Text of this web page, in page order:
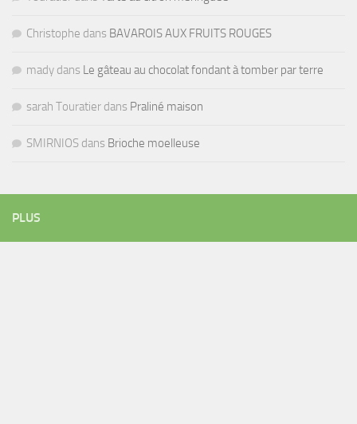
Christophe dans BAVAROIS AUX FRUITS ROUGES
mady dans Le gâteau au chocolat fondant à tomber par terre
sarah Touratier dans Praliné maison
SMIRNIOS dans Brioche moelleuse
PLUS